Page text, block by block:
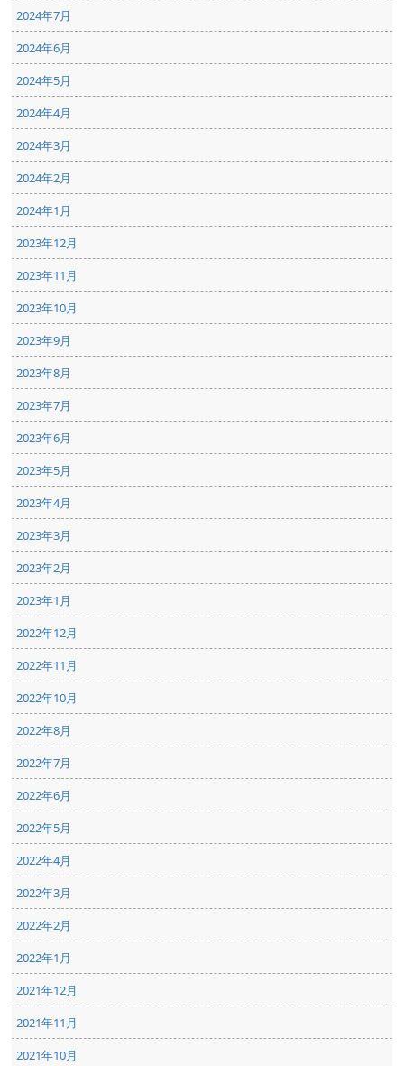
2024年7月
2024年6月
2024年5月
2024年4月
2024年3月
2024年2月
2024年1月
2023年12月
2023年11月
2023年10月
2023年9月
2023年8月
2023年7月
2023年6月
2023年5月
2023年4月
2023年3月
2023年2月
2023年1月
2022年12月
2022年11月
2022年10月
2022年8月
2022年7月
2022年6月
2022年5月
2022年4月
2022年3月
2022年2月
2022年1月
2021年12月
2021年11月
2021年10月